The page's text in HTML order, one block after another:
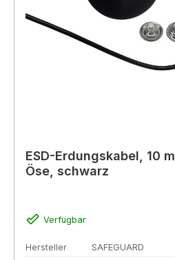
ESD-Erdungskabel, 10
Öse, schwarz
Verfügbar
Hersteller
SAFEGUARD